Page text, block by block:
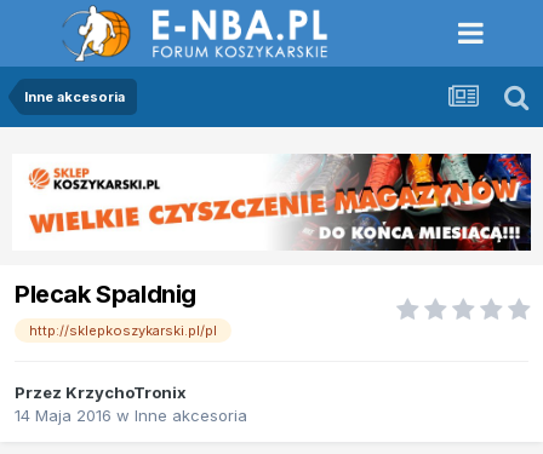
Inne akcesoria
Plecak Spaldnig
http://sklepkoszykarski.pl/pl
Przez KrzychoTronix
14 Maja 2016 w Inne akcesoria